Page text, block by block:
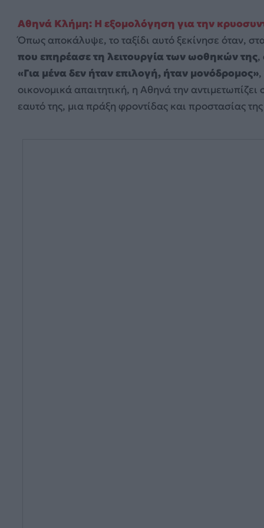
Αθηνά Κλήμη: Η εξομολόγηση για την
Όπως αποκάλυψε, το ταξίδι αυτό ξεκίνησε όταν,
που επηρέασε τη λειτουργία των ωοθηκών της,
«Για μένα δεν ήταν επιλογή, ήταν μονόδρομος»
οικονομικά απαιτητική, η Αθηνά την
εαυτό της, μια πράξη φροντίδας και προστασίας της